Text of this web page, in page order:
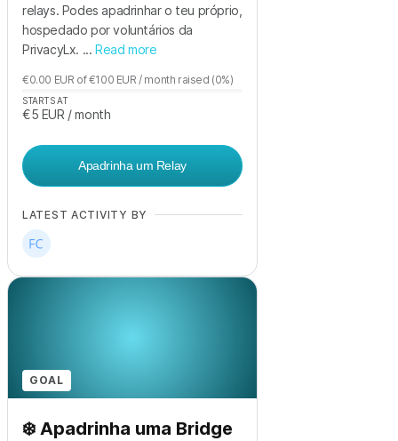
relays. Podes apadrinhar o teu próprio,
hospedado por voluntários da
PrivacyLx. ... Read more
€0.00 EUR of€100 EUR / month raised (0%)
STARTS AT
€5 EUR / month
Apadrinha um Relay
LATEST ACTIVITY BY
GOAL
❄️ Apadrinha uma Bridge